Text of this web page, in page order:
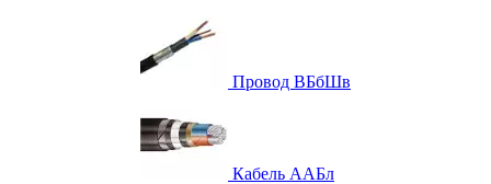
Провод ВБбШв
Кабель ААБл